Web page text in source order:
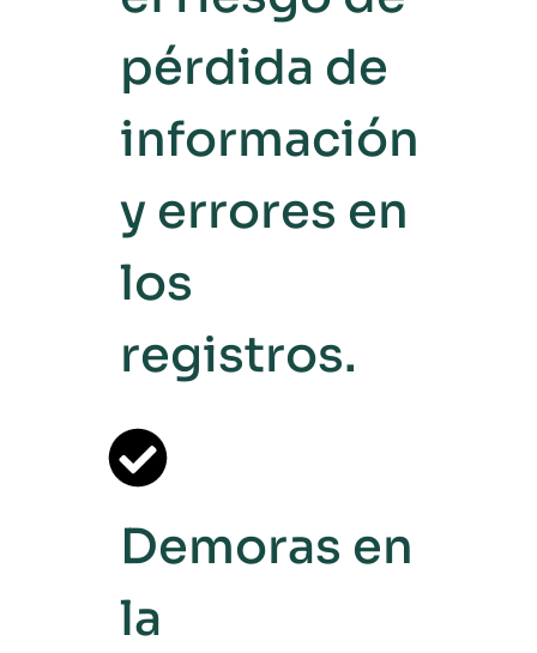
pérdida de
información
y errores en
los
registros.
Demoras en
la